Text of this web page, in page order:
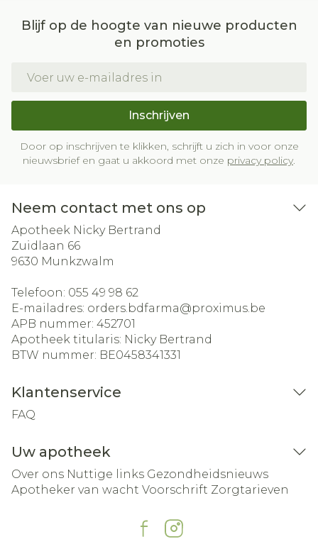
Blijf op de hoogte van nieuwe producten
en promoties
Inschrijven
Door op inschrijven te klikken, schrijft u zich in voor onze
nieuwsbrief en gaat u akkoord met onze privacy policy.
Neem contact met ons op
Apotheek Nicky Bertrand
Zuidlaan 66
9630 Munkzwalm
Telefoon: 055 49 98 62
E-mailadres: orders.bdfarma@proximus.be
APB nummer: 452701
Apotheek titularis: Nicky Bertrand
BTW nummer: BE0458341331
Klantenservice
FAQ
Uw apotheek
Over ons Nuttige links Gezondheidsnieuws
Apotheker van wacht Voorschrift Zorgtarieven